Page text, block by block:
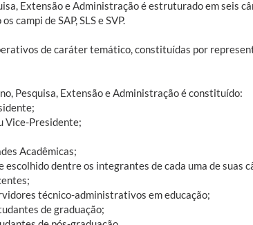
Extensão e Administração é estruturado em seis
campi de SAP, SLS e SVP.
de caráter temático, constituídas por
Pesquisa, Extensão e Administração é constituído:
Vice-Presidente;
Acadêmicas;
dentre os integrantes de cada uma de suas
técnico-administrativos em educação;
de graduação;